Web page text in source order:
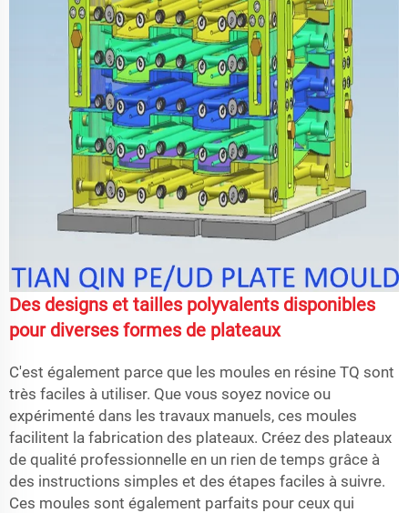
Des designs et tailles polyvalents disponibles
pour diverses formes de plateaux
C'est également parce que les moules en résine TQ sont
très faciles à utiliser. Que vous soyez novice ou
expérimenté dans les travaux manuels, ces moules
facilitent la fabrication des plateaux. Créez des plateaux
de qualité professionnelle en un rien de temps grâce à
des instructions simples et des étapes faciles à suivre.
Ces moules sont également parfaits pour ceux qui